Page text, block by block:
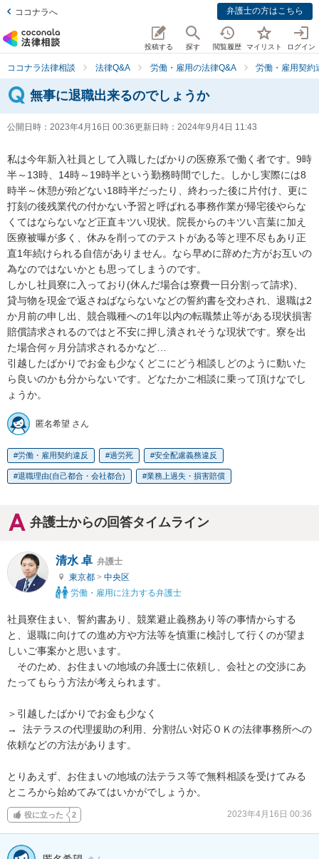
ココナラへ 弁護士の方はこちら
投稿する 探す 閲覧履歴 マイリスト ログイン
ココナラ法律相談 法律Q&A 労働・雇用の法律Q&A 労働・雇用契約
無事に退職出来るのでしょうか
公開日時： 2023年4月16日 00:36更新日時： 2024年9月4日 11:43
私は今年新入社員として入職したばかりの医療系で働く者です。9時
半～13時、14時～19時半という勤務時間でした。しかし実際には8
時半～休憩が殆どない18時半だったり、終わった後に片付け、更に
打刻の後残業代の付かない予習と呼ばれる事務作業が帰宅後やらな
くてはならないなど正直キツい現状。院長からのキツい言葉に加え
医療被曝が多く、休みを削ってのテストがある等と理不尽もあり正
直1年続けられる自信がありません。なら早めに辞めた方がお互いの
為なのではないかとも思ってしまうのです。
しかし社員寮に入っており(休んだ場合は寮費一日分割って請求)、
貸与物を現金で返さねばならないなどの誓約書を交わされ、退職は2
か月前の申し出、競合職種への1年以内の転職禁止等がある現状損害
賠償請求されるのではと不安に押し潰されそうな現状です。寮を出
た場合何ヶ月分請求されるかなど…
引越したばかりでお金も少なくどこにどう相談しどのように動いた
ら良いのかも分からないです。どなたかご相談に乗って頂けなでし
ょうか。
匿名希望 さん
労働・雇用契約違反 過労死 安全配慮義務違反
退職理由(自己都合・会社都合) 業務上過失・損害賠償
弁護士からの回答タイムライン
清水 卓 弁護士
東京都 > 中央区
労働・雇用に注力する弁護士
社員寮住まい、誓約書あり、競業避止義務あり等の事情からする
と、退職に向けての進め方や方法等を慎重に検討して行くのが望ま
しいご事案かと思います。
そのため、お住まいの地域の弁護士に依頼し、会社との交渉にあ
たってもらう方法が考えられます。
＞引越したばかりでお金も少なく
→  法テラスの代理援助の利用、分割払い対応ＯＫの法律事務所への
依頼などの方法があります。
とりあえず、お住まいの地域の法テラス等で無料相談を受けてみる
ところから始めてみてはいかがでしょうか。
役に立った 2 2023年4月16日 00:36